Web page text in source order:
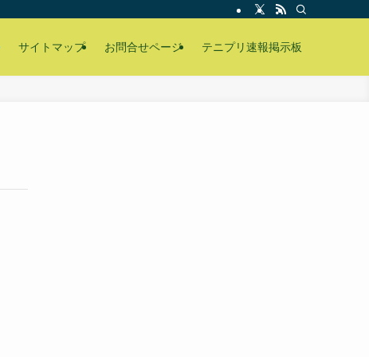
サイトマップ お問合せページ テニプリ速報掲示板